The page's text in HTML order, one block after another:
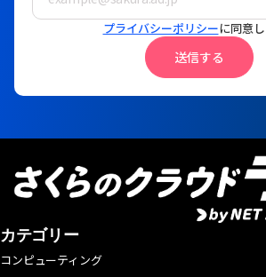
プライバシーポリシーに同意
送信する
カテゴリー
コンピューティング